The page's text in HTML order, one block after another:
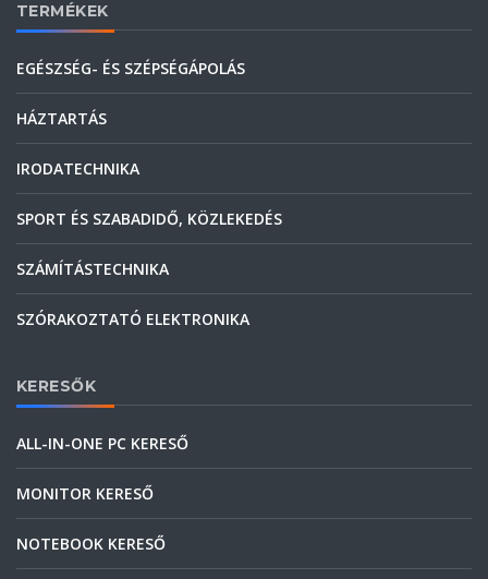
TERMÉKEK
EGÉSZSÉG- ÉS SZÉPSÉGÁPOLÁS
HÁZTARTÁS
IRODATECHNIKA
SPORT ÉS SZABADIDŐ, KÖZLEKEDÉS
SZÁMÍTÁSTECHNIKA
SZÓRAKOZTATÓ ELEKTRONIKA
KERESŐK
ALL-IN-ONE PC KERESŐ
MONITOR KERESŐ
NOTEBOOK KERESŐ